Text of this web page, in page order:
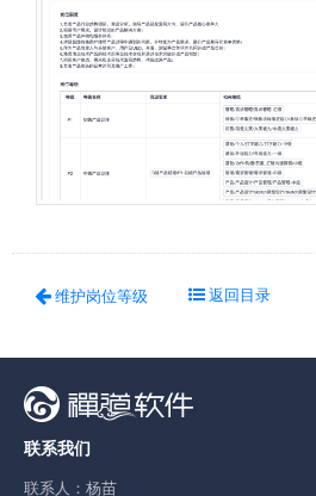
维护岗位等级 返回目录
联系我们
联系人：杨苗